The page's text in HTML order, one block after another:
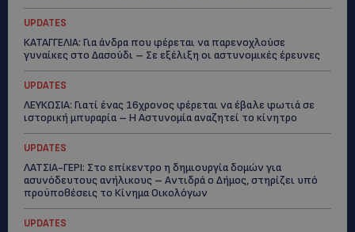
UPDATES
ΚΑΤΑΓΓΕΛΙΑ: Για άνδρα που φέρεται να παρενοχλούσε
γυναίκες στο Δασούδι – Σε εξέλιξη οι αστυνομικές έρευνες
UPDATES
ΛΕΥΚΩΣΙΑ: Γιατί ένας 16χρονος φέρεται να έβαλε φωτιά σε
ιστορική μπυραρία – Η Αστυνομία αναζητεί το κίνητρο
UPDATES
ΛΑΤΣΙΑ-ΓΕΡΙ: Στο επίκεντρο η δημιουργία δομών για
ασυνόδευτους ανήλικους – Αντιδρά ο Δήμος, στηρίζει υπό
προϋποθέσεις το Κίνημα Οικολόγων
UPDATES